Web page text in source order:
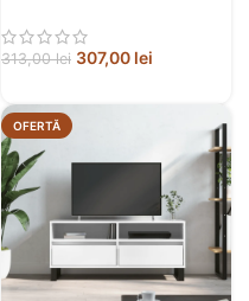
313,00lei 307,00 lei
OFERTĂ